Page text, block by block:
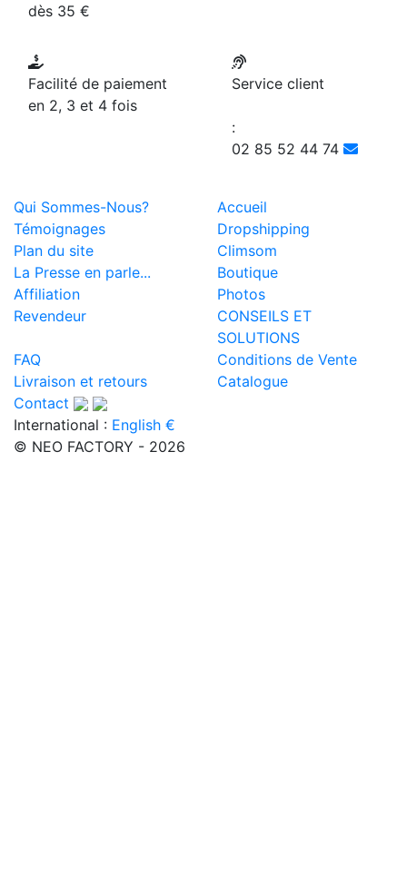
dès 35 €
Facilité de paiement
en 2, 3 et 4 fois
Service client
:
02 85 52 44 74
Qui Sommes-Nous?
Accueil
Témoignages
Dropshipping
Plan du site
Climsom
La Presse en parle...
Boutique
Affiliation
Photos
Revendeur
CONSEILS ET
SOLUTIONS
FAQ
Conditions de Vente
Livraison et retours
Catalogue
Contact
International : English €
© NEO FACTORY - 2026